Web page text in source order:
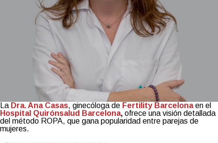
La Dra. Ana Casas, ginecóloga de Fertility Barcelona en el
Hospital Quirónsalud Barcelona, ofrece una visión detallada
del método ROPA, que gana popularidad entre parejas de
mujeres.